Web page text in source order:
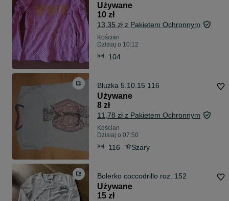
Używane
10 zł
13,35 zł z Pakietem Ochronnym
Kościan
Dzisiaj o 10:12
104
Bluzka 5.10.15 116
Używane
8 zł
11,78 zł z Pakietem Ochronnym
Kościan
Dzisiaj o 07:50
116 Szary
Bolerko coccodrillo roz. 152
Używane
15 zł